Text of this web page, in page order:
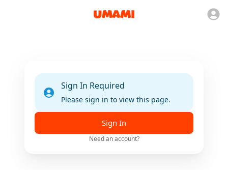
Sign In Required
Please sign in to view this page.
Sign In
Need an account?